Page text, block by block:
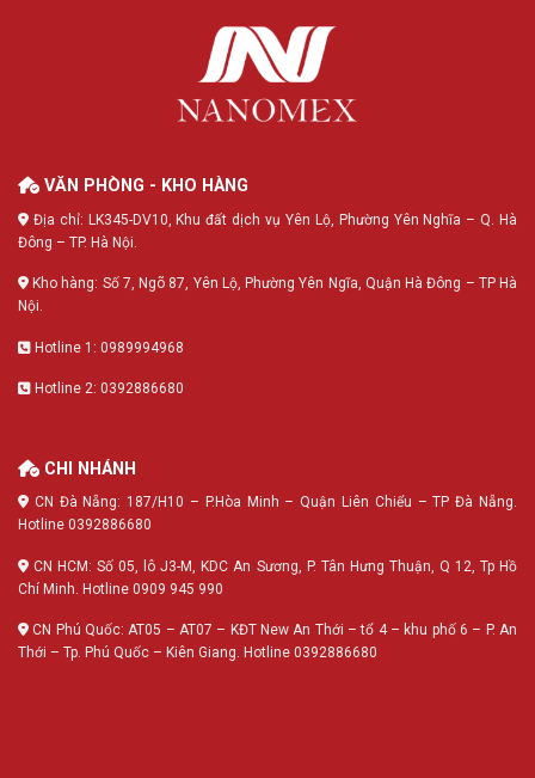
VĂN PHÒNG - KHO HÀNG
Địa chỉ: LK345-DV10, Khu đất dịch vụ Yên Lộ, Phường Yên Nghĩa – Q. Hà
Đông – TP. Hà Nội.
Kho hàng: Số 7, Ngõ 87, Yên Lộ, Phường Yên Ngĩa, Quận Hà Đông – TP Hà
Nội.
Hotline 1: 0989994968
Hotline 2: 0392886680
CHI NHÁNH
CN Đà Nẵng: 187/H10 – P.Hòa Minh – Quận Liên Chiểu – TP Đà Nẵng.
Hotline 0392886680
CN HCM: Số 05, lô J3-M, KDC An Sương, P. Tân Hưng Thuận, Q 12, Tp Hồ
Chí Minh. Hotline 0909 945 990
CN Phú Quốc: AT05 – AT07 – KĐT New An Thới – tổ 4 – khu phố 6 – P. An
Thới – Tp. Phú Quốc – Kiên Giang. Hotline 0392886680